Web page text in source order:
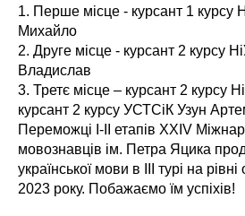
1. Перше місце - курсант 1
Михайло
2. Друге місце - курсант 2 курсу
Владислав
3. Третє місце – курсант 2 курсу
курсант 2 курсу УСТСіК Узун
Переможці І-ІІ етапів XXIV
мовознавців ім. Петра Яцика
української мови в ІІІ турі на
2023 року. Побажаємо їм успіхів!